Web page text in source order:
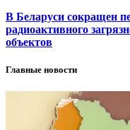
В Беларуси сокращен
радиоактивного
объектов
Главные новости